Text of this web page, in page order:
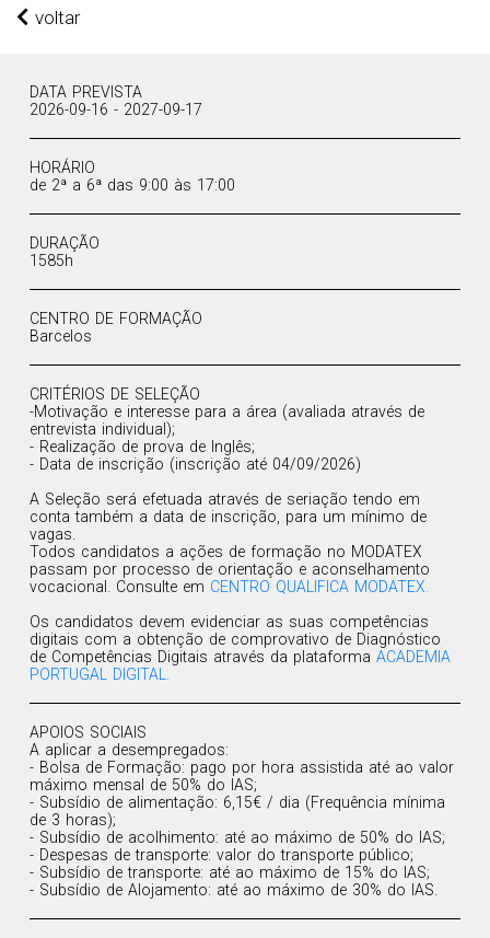
voltar
DATA PREVISTA
2026-09-16 - 2027-09-17
HORÁRIO
de 2ª a 6ª das 9:00 às 17:00
DURAÇÃO
1585h
CENTRO DE FORMAÇÃO
Barcelos
CRITÉRIOS DE SELEÇÃO
-Motivação e interesse para a área (avaliada através de
entrevista individual);
- Realização de prova de Inglês;
- Data de inscrição (inscrição até 04/09/2026)
A Seleção será efetuada através de seriação tendo em
conta também a data de inscrição, para um mínimo de
vagas.
Todos candidatos a ações de formação no MODATEX
passam por processo de orientação e aconselhamento
vocacional. Consulte em CENTRO QUALIFICA MODATEX.
Os candidatos devem evidenciar as suas competências
digitais com a obtenção de comprovativo de Diagnóstico
de Competências Digitais através da plataforma ACADEMIA
PORTUGAL DIGITAL.
APOIOS SOCIAIS
A aplicar a desempregados:
- Bolsa de Formação: pago por hora assistida até ao valor
máximo mensal de 50% do IAS;
- Subsídio de alimentação: 6,15€ / dia (Frequência mínima
de 3 horas);
- Subsídio de acolhimento: até ao máximo de 50% do IAS;
- Despesas de transporte: valor do transporte público;
- Subsídio de transporte: até ao máximo de 15% do IAS;
- Subsídio de Alojamento: até ao máximo de 30% do IAS.